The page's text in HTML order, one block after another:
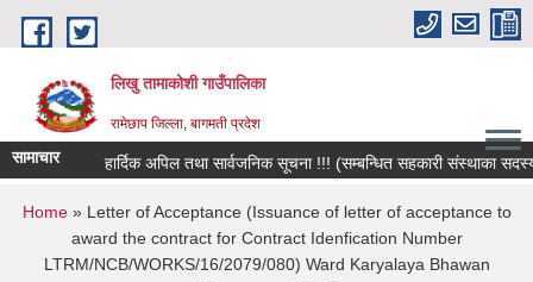
Skip to main content
लिखु तामाकोशी गाउँपालिका
रामेछाप जिल्ला, बागमती प्रदेश
सामाचार हार्दिक अपिल तथा सार्वजनिक सूचना !!! (सम्बन्धित सहकारी संस्थाका सदस्य,
You are here
Home» Letter of Acceptance (Issuance of letter of acceptance to
award the contract for Contract Idenfication Number
LTRM/NCB/WORKS/16/2079/080) Ward Karyalaya Bhawan